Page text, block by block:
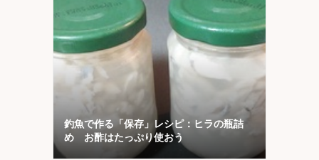
釣魚で作る「保存」レシピ：ヒラの瓶詰
め お酢はたっぷり使おう